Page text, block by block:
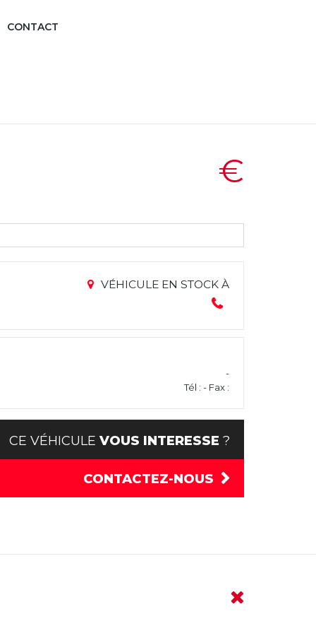
CONTACT
€
VÉHICULE EN STOCK À
-
Tél : - Fax :
CE VÉHICULE VOUS INTERESSE ?
CONTACTEZ-NOUS